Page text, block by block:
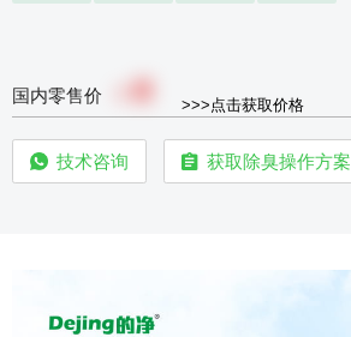
国内零售价 0 >>>点击获取价格
技术咨询 获取除臭操作方案